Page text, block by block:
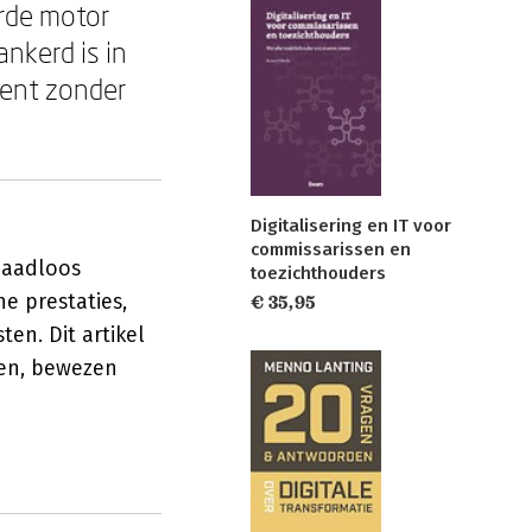
motor
is in
zonder
prestaties,
Dit artikel
bewezen
Digitalisering en IT voor
commissarissen en
toezichthouders
€ 35,95